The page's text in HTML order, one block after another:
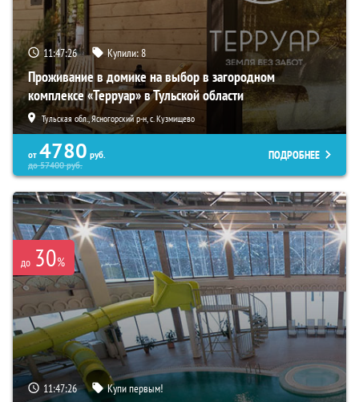
11:47:25 Купили:8
Проживание в домике на выбор в загородном
комплексе «Терруар» в Тульской области
Тульская обл., Ясногорский р-н, с. Кузмищево
от 4780 руб.
до57400руб.
ПОДРОБНЕЕ
до 30%
11:47:25 Купи первым!